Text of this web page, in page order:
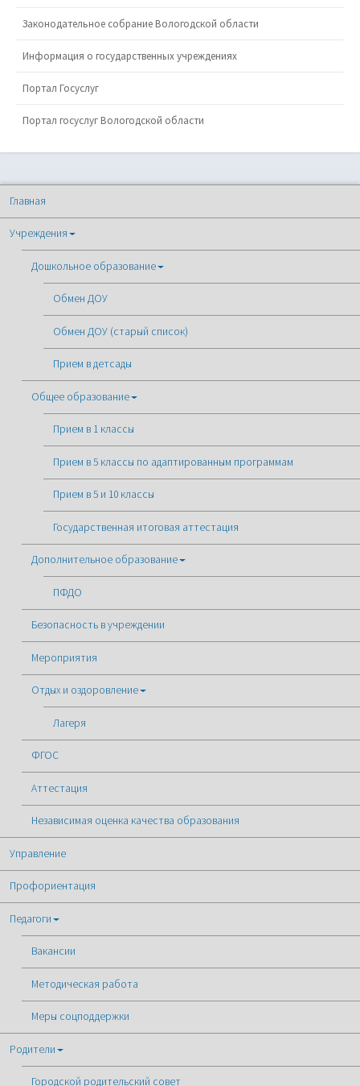
Законодательное собрание Вологодской области
Информация о государственных учреждениях
Портал Госуслуг
Портал госуслуг Вологодской области
Главная
Учреждения
Дошкольное образование
Обмен ДОУ
Обмен ДОУ (старый список)
Прием в детсады
Общее образование
Прием в 1 классы
Прием в 5 классы по адаптированным программам
Прием в 5 и 10 классы
Государственная итоговая аттестация
Дополнительное образование
ПФДО
Безопасность в учреждении
Мероприятия
Отдых и оздоровление
Лагеря
ФГОС
Аттестация
Независимая оценка качества образования
Управление
Профориентация
Педагоги
Вакансии
Методическая работа
Меры соцподдержки
Родители
Городской родительский совет